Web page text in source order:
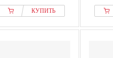
КУПИТЬ